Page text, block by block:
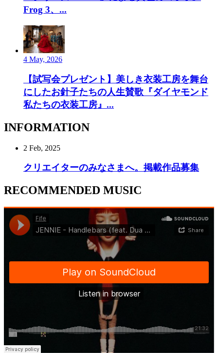
Frog 3、...
4 May, 2026
【試写会プレゼント】美しき衣装工房を舞台
にしたお針子たちの人生賛歌『ダイヤモンド
私たちの衣装工房』...
INFORMATION
2 Feb, 2025
クリエイターのみなさまへ。掲載作品募集
RECOMMENDED MUSIC